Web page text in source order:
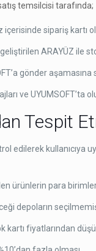
temsilcisi tarafında;
içerisinde sipariş kartı
ARAYÜZ ile
gönder
ve UYUMSOFT’ta
Tespit
edilerek kullanıcıya
ürünlerin para
depoların
kartı fiyatlarından